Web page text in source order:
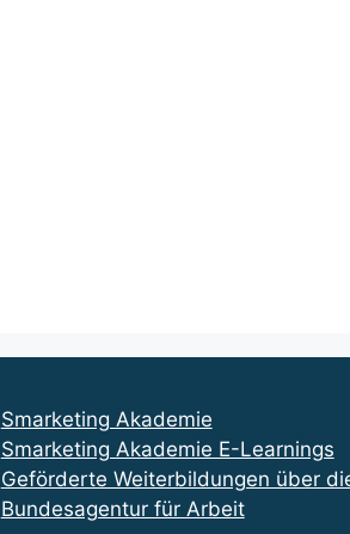
Smarketing Akademie
Smarketing Akademie E-Learnings
Geförderte Weiterbildungen über
Bundesagentur für Arbeit